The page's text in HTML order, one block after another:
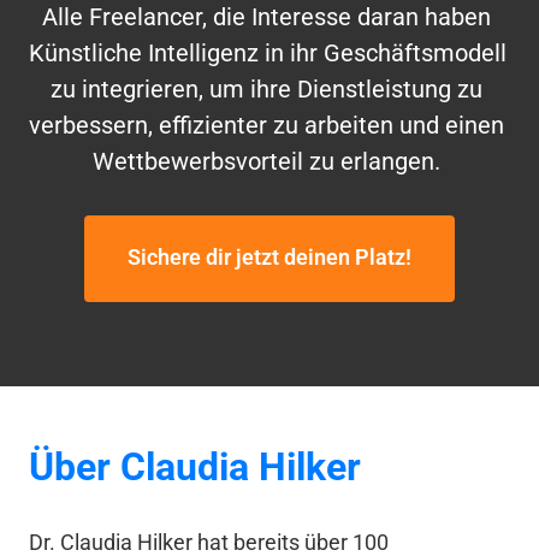
Alle Freelancer, die Interesse daran haben
Künstliche Intelligenz in ihr Geschäftsmodell
zu integrieren, um ihre Dienstleistung zu
verbessern, effizienter zu arbeiten und einen
Wettbewerbsvorteil zu erlangen.
Sichere dir jetzt deinen Platz!
Über Claudia Hilker
Dr. Claudia Hilker hat bereits über 100